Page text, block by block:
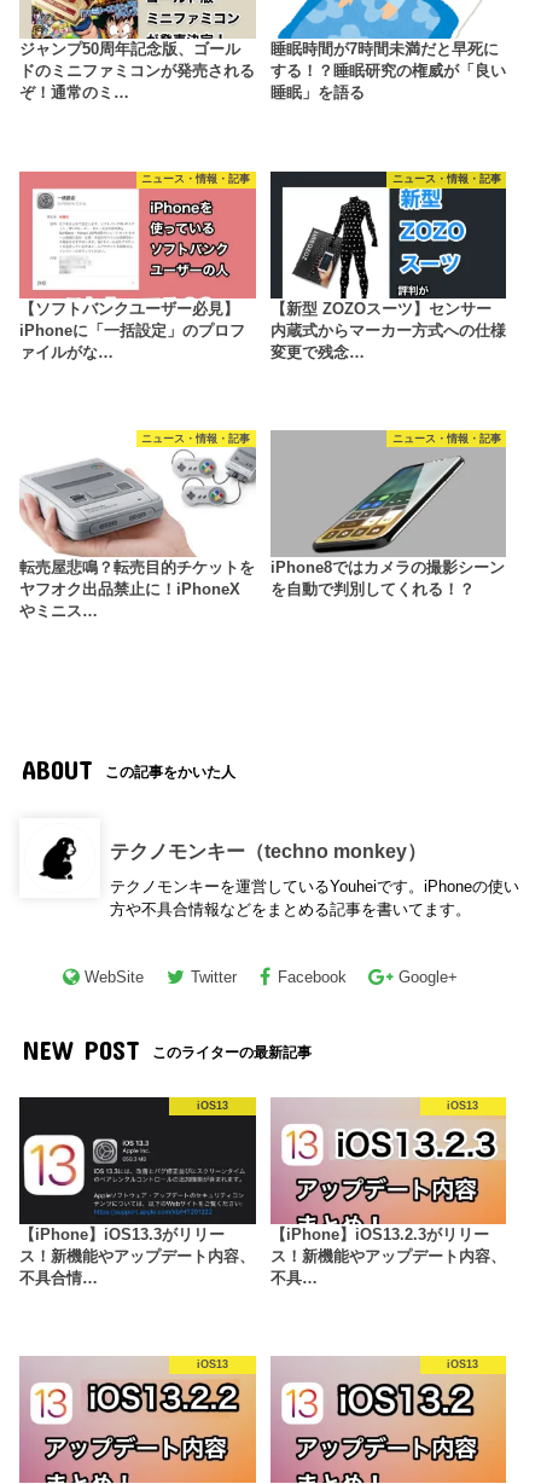
ジャンプ50周年記念版、ゴール
ドのミニファミコンが発売される
ぞ！通常のミ…
睡眠時間が7時間未満だと早死に
する！？睡眠研究の権威が「良い
睡眠」を語る
ニュース・情報・記事
【ソフトバンクユーザー必見】
iPhoneに「一括設定」のプロフ
ァイルがな…
ニュース・情報・記事
【新型 ZOZOスーツ】センサー
内蔵式からマーカー方式への仕様
変更で残念…
ニュース・情報・記事
転売屋悲鳴？転売目的チケットを
ヤフオク出品禁止に！iPhoneX
やミニス…
ニュース・情報・記事
iPhone8ではカメラの撮影シーン
を自動で判別してくれる！？
ABOUT この記事をかいた人
テクノモンキー（techno monkey）
テクノモンキーを運営しているYouheiです。iPhoneの使い
方や不具合情報などをまとめる記事を書いてます。
WebSite Twitter Facebook Google+
NEW POST このライターの最新記事
iOS13
【iPhone】iOS13.3がリリー
ス！新機能やアップデート内容、
不具合情…
iOS13
【iPhone】iOS13.2.3がリリー
ス！新機能やアップデート内容、
不具…
iOS13 iOS13